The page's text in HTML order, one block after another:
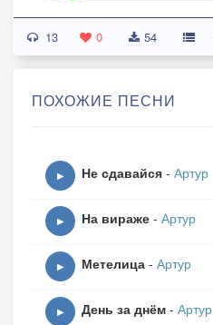
13 0 54
ПОХОЖИЕ ПЕСНИ
▶ Не сдавайся - Артур
▶ На вираже - Артур
▶ Метелица - Артур
▶ День за днём - Артур